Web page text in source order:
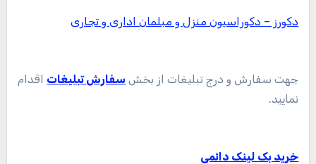
دکورز – دکوراسیون منزل و مبلمان اداری و تجاری
جهت سفارش و درج تبلیغات از بخش سفارش تبلیغات اقدام
نمایید.
خرید بک لینک دائمی